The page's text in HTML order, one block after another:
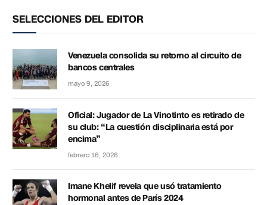
SELECCIONES DEL EDITOR
Venezuela consolida su retorno al circuito de
bancos centrales
mayo 9, 2026
Oficial: Jugador de La Vinotinto es retirado de
su club: “La cuestión disciplinaria está por
encima”
febrero 16, 2026
Imane Khelif revela que usó tratamiento
hormonal antes de París 2024